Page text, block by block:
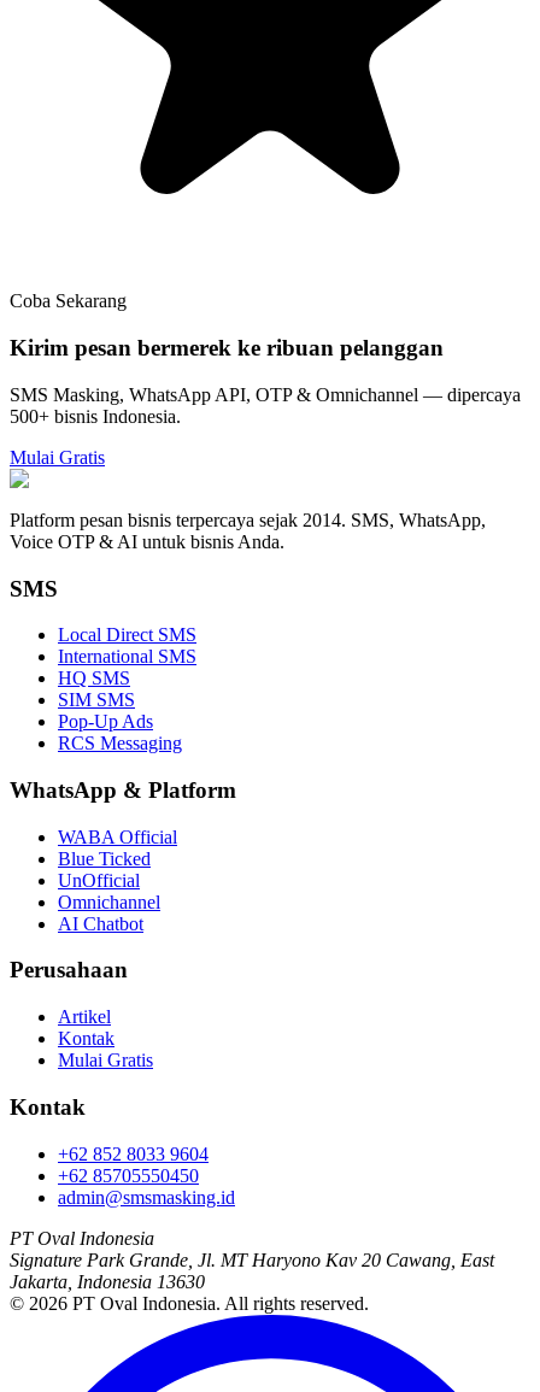
Coba Sekarang
Kirim pesan bermerek ke ribuan pelanggan
SMS Masking, WhatsApp API, OTP & Omnichannel — dipercaya
500+ bisnis Indonesia.
Mulai Gratis
Platform pesan bisnis terpercaya sejak 2014. SMS, WhatsApp,
Voice OTP & AI untuk bisnis Anda.
SMS
Local Direct SMS
International SMS
HQ SMS
SIM SMS
Pop-Up Ads
RCS Messaging
WhatsApp & Platform
WABA Official
Blue Ticked
UnOfficial
Omnichannel
AI Chatbot
Perusahaan
Artikel
Kontak
Mulai Gratis
Kontak
+62 852 8033 9604
+62 85705550450
admin@smsmasking.id
PT Oval Indonesia
Signature Park Grande, Jl. MT Haryono Kav 20 Cawang, East
Jakarta, Indonesia 13630
© 2026 PT Oval Indonesia. All rights reserved.